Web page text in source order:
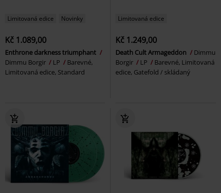
Limitovaná edice Novinky
Kč 1.089,00
Enthrone darkness triumphant
Dimmu Borgir
LP
Barevné,
Limitovaná edice, Standard
Limitovaná edice
Kč 1.249,00
Death Cult Armageddon
Dimmu
Borgir
LP
Barevné, Limitovaná
edice, Gatefold / skládaný